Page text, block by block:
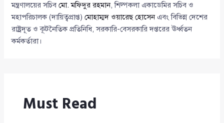
মন্ত্রণালয়ের সচিবমো. মফিদুর রহমান, শিল্পকলা একাডেমির সচিব ও
মহাপরিচালক (দায়িত্বপ্রাপ্ত)মোহাম্মদ ওয়ারেছ হোসেনএবং বিভিন্ন দেশের
রাষ্ট্রদূত ও কূটনৈতিক প্রতিনিধি, সরকারি-বেসরকারি দপ্তরের ঊর্ধ্বতন
কর্মকর্তারা।
Must Read